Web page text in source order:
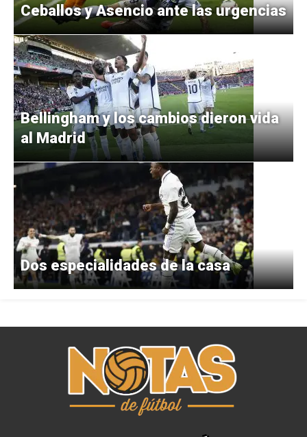
Ceballos y Asencio ante las urgencias
Bellingham y los cambios dieron vida
al Madrid
Dos especialidades de la casa